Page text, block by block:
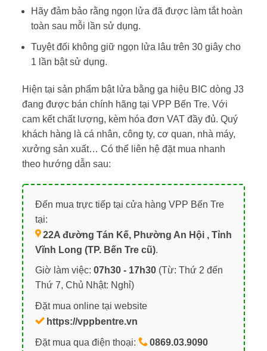
Hãy đảm bảo rằng ngọn lửa đã được làm tắt hoàn
toàn sau mỗi lần sử dụng.
Tuyệt đối không giữ ngọn lửa lâu trên 30 giây cho
1 lần bật sử dụng.
Hiện tại sản phẩm bật lửa bằng ga hiệu BIC dòng J3
đang được bán chính hãng tại VPP Bến Tre. Với
cam kết chất lượng, kèm hóa đơn VAT đầy đủ. Quý
khách hàng là cá nhân, công ty, cơ quan, nhà máy,
xưởng sản xuất… Có thể liên hệ đặt mua nhanh
theo hướng dẫn sau:
Đến mua trực tiếp tại cửa hàng VPP Bến Tre
tại:
22A đường Tán Kế, Phường An Hội , Tỉnh
Vĩnh Long (TP. Bến Tre cũ).
Giờ làm việc: 07h30 - 17h30(Từ: Thứ 2 đến
Thứ 7, Chủ Nhật: Nghỉ)
Đặt mua online tại website
https://vppbentre.vn
Đặt mua qua điện thoại:
0869.03.9090